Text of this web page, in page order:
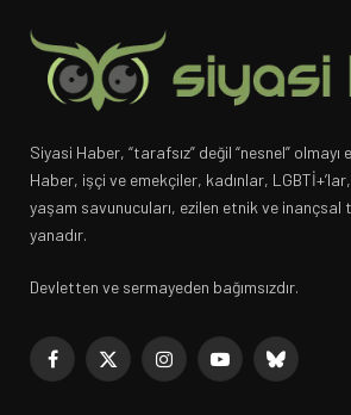
Siyasi Haber, “tarafsız” değil “nesnel” olmayı
Haber, işçi ve emekçiler, kadınlar,
yaşam savunucuları, ezilen etnik ve
yanadır.
Devletten ve sermayeden bağımsızdır.
Facebook
X
InstagramYouTubeBluesky